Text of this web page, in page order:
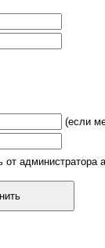
(если
от администратора